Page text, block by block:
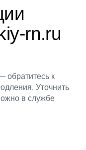
rn.ru
обратитесь к
Уточнить
в службе